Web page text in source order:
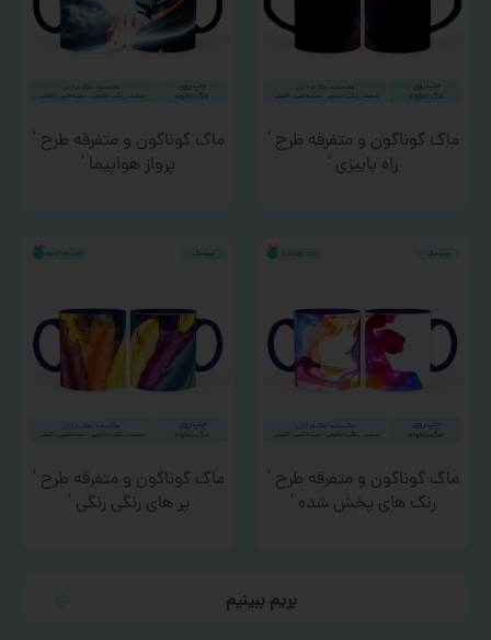
ماگ گوناگون و متفرقه طرح ‘
راه پاییزی ‘
ماگ گوناگون و متفرقه طرح ‘
پرواز هواپیما ‘
ماگ گوناگون و متفرقه طرح ‘
رنگ های پخش شده ‘
ماگ گوناگون و متفرقه طرح ‘
پر های رنگی رنگی ‘
بریم ببینیم